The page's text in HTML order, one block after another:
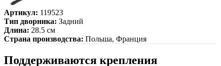
Артикул: 119523
Тип дворника: Задний
Длина: 28.5 см
Страна производства: Польша, Франция
Поддерживаются крепления